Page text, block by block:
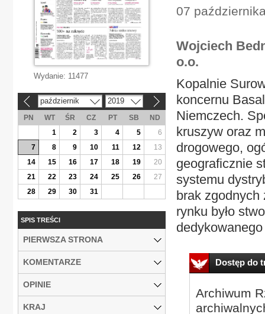
07
Wojciech
o.o.
Kopalnie
koncernu
Niemczech.
kruszyw oraz
drogowego,
geograficznie
systemu
brak zgodnych
rynku było
Dostęp do
Archiwum
Wydanie: 11477
październik 2019
PN WT ŚR CZ PT SB
ND
1
2 3 4 5
6
7
8 9 10 11 12
13
14
15 16 17 18 19
20
21
22 23 24 25 26
27
28
29 30 31
SPIS TREŚCI
PIERWSZA STRONA
KOMENTARZE
OPINIE
KRAJ